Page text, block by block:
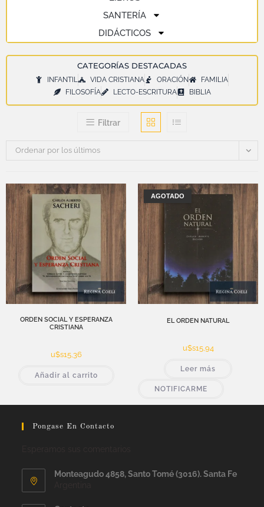
SANTERÍA
DIDÁCTICOS
CATEGORÍAS DESTACADAS
INFANTIL VIDA CRISTIANA ORACIÓN
FAMILIA
FILOSOFÍA
LECTO-ESCRITURA BIBLIA
Filtrar
Ordenar por los últimos
ORDEN SOCIAL Y ESPERANZA
CRISTIANA
u$s15,36
Añadir al carrito
AGOTADO
EL ORDEN NATURAL
u$s15,94
Leer más
NOTIFICARME
Pongase En Contacto
Monteagudo 4858, Santo Tomé (3016). Santa Fe